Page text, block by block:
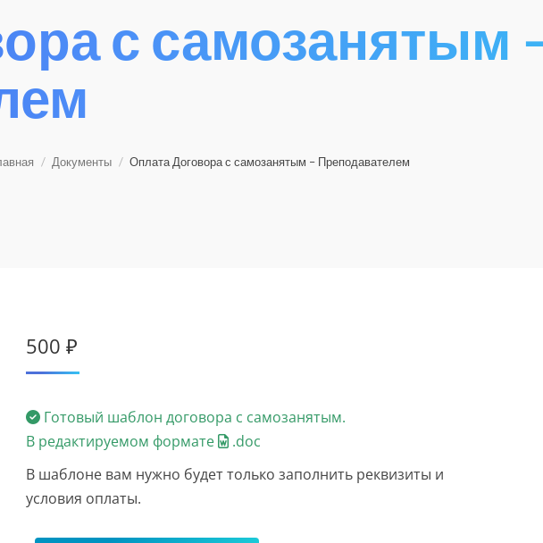
с самозанятым
Документы Оплата Договора с самозанятым – Преподавателем
500 ₽
Готовый шаблон договора с самозанятым.
В редактируемом формате
.doc
В шаблоне вам нужно будет только заполнить реквизиты и
условия оплаты.